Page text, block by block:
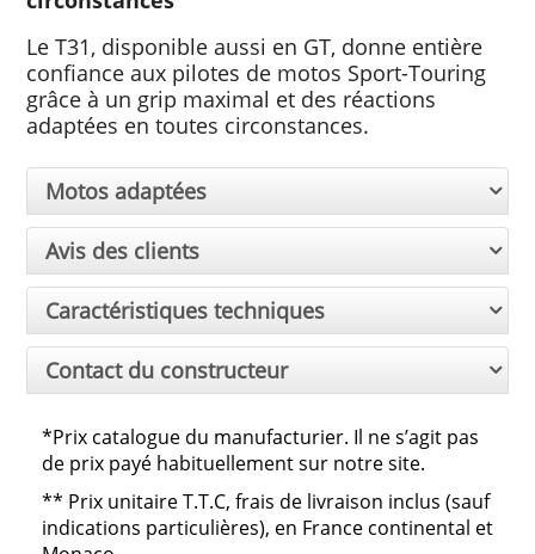
Le T31, disponible aussi en GT, donne entière
confiance aux pilotes de motos Sport-Touring
grâce à un grip maximal et des réactions
adaptées en toutes circonstances.
Motos adaptées
Avis des clients
Caractéristiques techniques
Contact du constructeur
*Prix catalogue du manufacturier. Il ne s’agit pas
de prix payé habituellement sur notre site.
** Prix unitaire T.T.C, frais de livraison inclus (sauf
indications particulières), en France continental et